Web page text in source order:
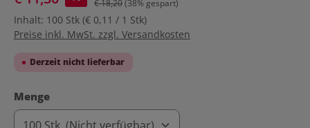
€ 18,20(38% gespart)
Inhalt: 100 Stk (€ 0,11 / 1 Stk)
Preise inkl. MwSt. zzgl. Versandkosten
Derzeit nicht lieferbar
Mengeauswählen